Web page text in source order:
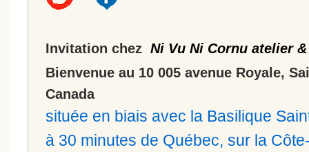
Invitation chez Ni Vu Ni Cornu atelier
Bienvenue au 10 005 avenue Royale,
Canada
située en biais avec la Basilique
à 30 minutes de Québec, sur la